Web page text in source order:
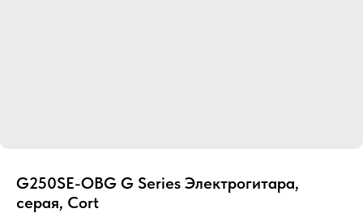
G250SE-OBG G Series Электрогитара,
серая, Cort